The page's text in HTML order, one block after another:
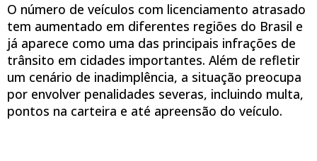
O número de veículos com licenciamento atrasado
tem aumentado em diferentes regiões do Brasil e
já aparece como uma das principais infrações de
trânsito em cidades importantes. Além de refletir
um cenário de inadimplência, a situação preocupa
por envolver penalidades severas, incluindo multa,
pontos na carteira e até apreensão do veículo.